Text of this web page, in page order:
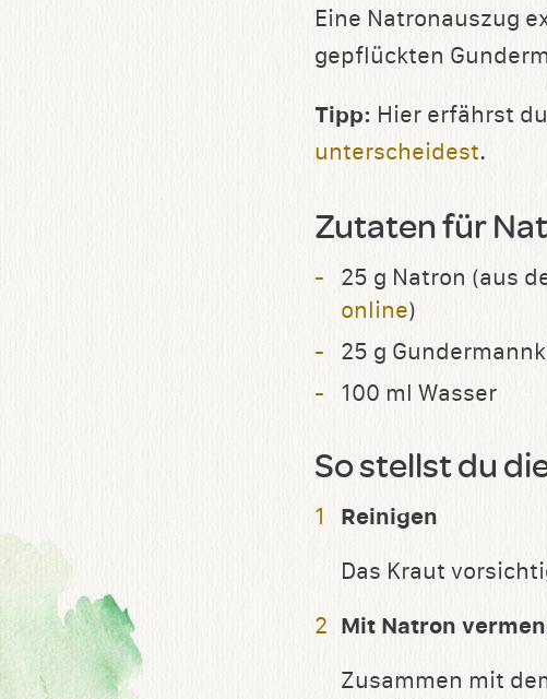
Eine Natronauszug
gepflückten
Tipp: Hier erfährst
unterscheidest.
Zutaten für
25 g Natron (aus
online)
25 g
100 ml Wasser
So stellst du
Reinigen
Das Kraut
Mit Natron
Zusammen mit